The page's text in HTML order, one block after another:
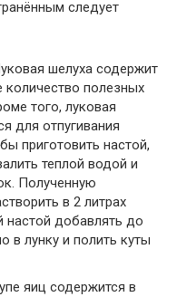
следует
шелуха содержит
полезных
того, луковая
для отпугивания
приготовить настой,
теплой водой и
Полученную
в 2 литрах
добавлять до
в лунку и полить куты
яиц содержится в